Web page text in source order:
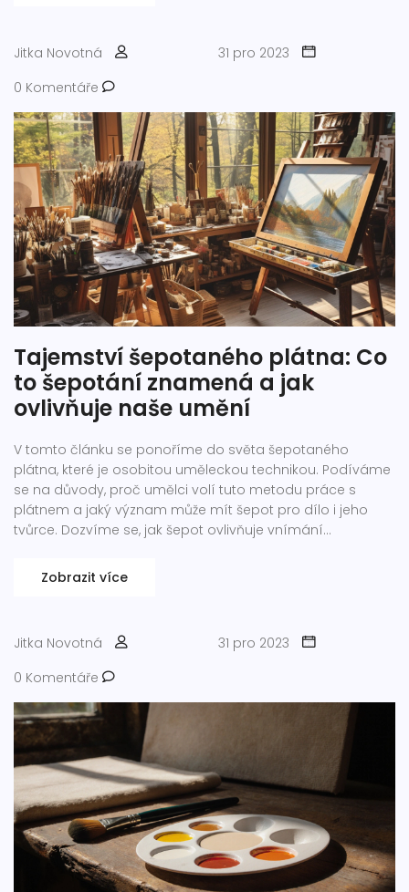
Jitka Novotná
31 pro 2023
0 Komentáře
Tajemství šepotaného plátna: Co
to šepotání znamená a jak
ovlivňuje naše umění
V tomto článku se ponoříme do světa šepotaného
plátna, které je osobitou uměleckou technikou. Podíváme
se na důvody, proč umělci volí tuto metodu práce s
plátnem a jaký význam může mít šepot pro dílo i jeho
tvůrce. Dozvíme se, jak šepot ovlivňuje vnímání
tvorbě. Nenechte si ujít příběhy a zajímavosti spojené s
Zobrazit více
Jitka Novotná
31 pro 2023
0 Komentáře